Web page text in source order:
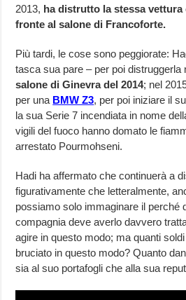
2013, ha distrutto la stessa
fronte al salone di Francoforte.
Più tardi, le cose sono peggiorate:
tasca sua pare – per poi distruggerla
salone di Ginevra del 2014; nel
per una BMW Z3, per poi iniziare il
la sua Serie 7 incendiata in nome
vigili del fuoco hanno domato le
arrestato Pourmohseni.
Hadi ha affermato che continuerà a
figurativamente che letteralmente,
possiamo solo immaginare il perché
compagnia deve averlo davvero
agire in questo modo; ma quanti
bruciato in questo modo? Quanto
sia al suo portafogli che alla sua